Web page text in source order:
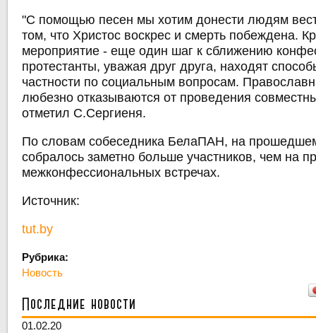
"С помощью песен мы хотим донести людям
том, что Христос воскрес и смерть побеждена.
мероприятие - еще один шаг к сближению
протестанты, уважая друг друга, находят
частности по социальным вопросам.
любезно отказываются от проведения
отметил С.Сергиеня.
По словам собеседника БелаПАН, на
собралось заметно больше участников, чем на
межконфессиональных встречах.
Источник:
tut.by
Рубрика:
Новость
Последние новости
01.02.20